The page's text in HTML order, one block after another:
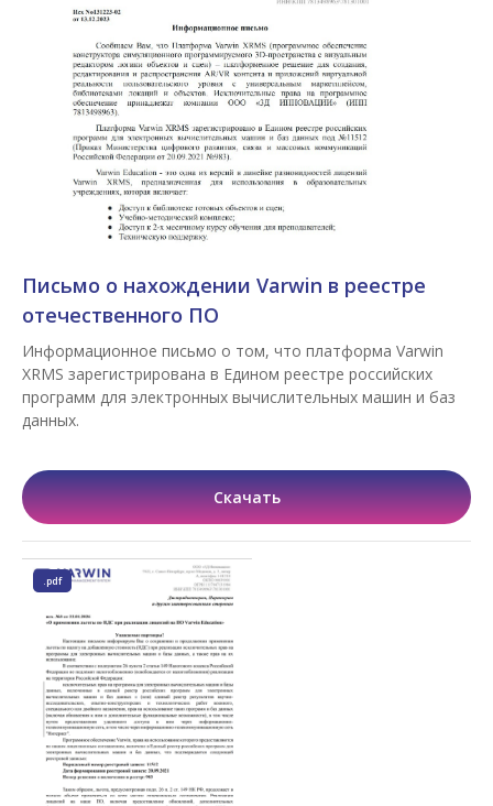
Письмо о нахождении Varwin в реестре
отечественного ПО
Информационное письмо о том, что платформа Varwin
XRMS зарегистрирована в Едином реестре российских
программ для электронных вычислительных машин и баз
данных.
Скачать
.pdf